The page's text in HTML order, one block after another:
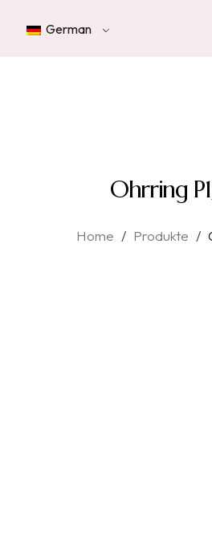
German
Ohrring
Home / Produkte /